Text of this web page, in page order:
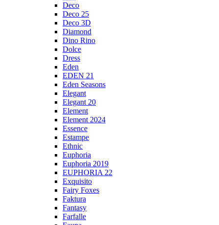
Deco
Deco 25
Deco 3D
Diamond
Dino Rino
Dolce
Dress
Eden
EDEN 21
Eden Seasons
Elegant
Elegant 20
Element
Element 2024
Essence
Estampe
Ethnic
Euphoria
Euphoria 2019
EUPHORIA 22
Exquisito
Fairy Foxes
Faktura
Fantasy
Farfalle